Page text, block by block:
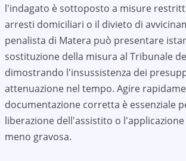
l'indagato è sottoposto a misure
arresti domiciliari o il divieto di
penalista di Matera può presentare
sostituzione della misura al Tribunale
dimostrando l'insussistenza dei
attenuazione nel tempo. Agire
documentazione corretta è essenziale
liberazione dell'assistito o
meno gravosa.